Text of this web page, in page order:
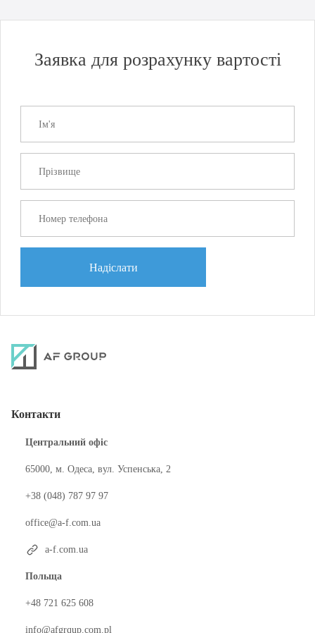
Гарна новина для бізнесу: відкриття порту Чорноморськ!
Заявка для розрахунку вартості
Надіслати
Контакти
Центральний офіс
65000, м. Одеса, вул. Успенська, 2
+38 (048) 787 97 97
office@a-f.com.ua
a-f.com.ua
Польща
+48 721 625 608
info@afgrqup.com.pl